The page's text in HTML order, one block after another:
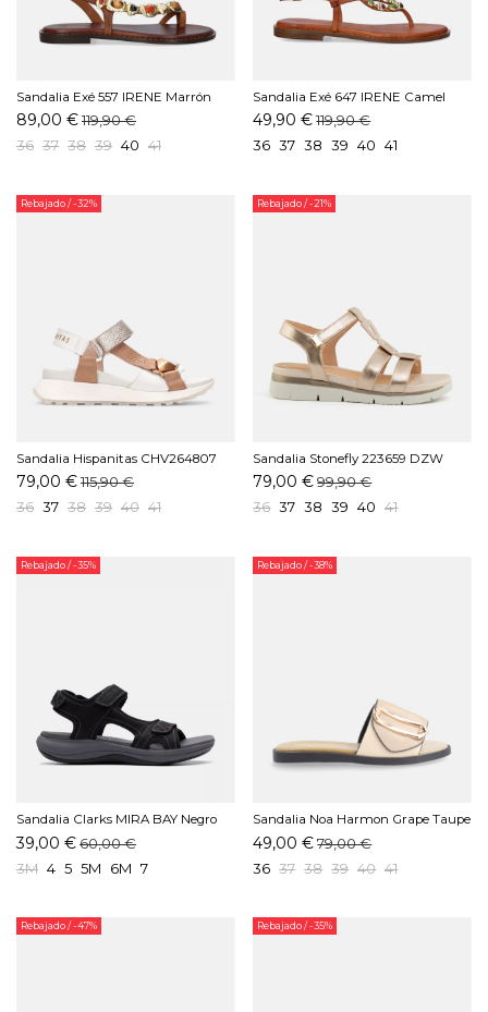
Sandalia Exé 557 IRENE Marrón
89,00 €119,90 €
36 37 38 39 40 41
Sandalia Exé 647 IRENE Camel
49,90 € 119,90 €
36 37 38 39 40 41
Rebajado/ -32%
Sandalia Hispanitas CHV264807
C001 Almond
79,00 €115,90 €
36 37 38 39 40 41
Rebajado/ -21%
Sandalia Stonefly 223659 DZW
Taupe
79,00 € 99,90 €
36 37 38 39 40 41
Rebajado/ -35%
Sandalia Clarks MIRA BAY Negro
39,00 €60,00 €
3M 4 5 5M 6M 7
Rebajado/ -38%
Sandalia Noa Harmon Grape Taupe
49,00 € 79,00 €
36 37 38 39 40 41
Rebajado/ -47% Rebajado/ -35%